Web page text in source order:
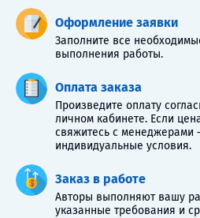
Оформление заявки
Заполните все
выполнения работы.
Оплата заказа
Произведите оплату
личном кабинете. Если
свяжитесь с
индивидуальные условия.
Заказ в работе
Авторы выполняют вашу
указанные требования и